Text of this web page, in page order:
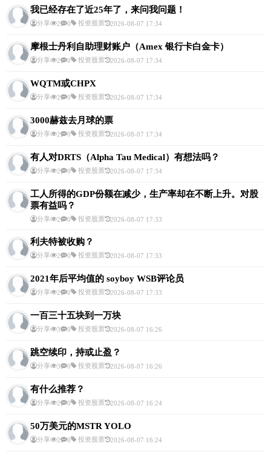
我已经存在了近25年了，来问我问题！
分享 2 0 投资股票 2026-08-07 17:34
摩根士丹利自助理财账户（Amex 银行卡白金卡）
分享 2 0 投资股票 2026-08-07 17:34
WQTM或CHPX
分享 2 0 投资股票 2026-08-07 17:34
3000赫兹去月球的票
分享 2 0 投资股票 2026-08-07 17:34
有人对DRTS（Alpha Tau Medical）有想法吗？
分享 2 0 投资股票 2026-08-07 17:34
工人所得的GDP份额在减少，生产率却在不断上升。对股
票有益吗？
分享 2 0 投资股票 2026-08-07 17:33
利夫特被收购？
分享 2 0 投资股票 2026-08-07 17:33
2021年后平均值的 soyboy WSB评论员
分享 2 0 投资股票 2026-08-07 17:33
一百三十五块到一万块
分享 3 0 投资股票 2026-08-07 16:26
跳空续印，持或止盈？
分享 3 0 投资股票 2026-08-07 16:26
有什么推荐？
分享 2 0 投资股票 2026-08-07 16:24
50万美元的MSTR YOLO
分享 2 0 投资股票 2026-08-07 16:24